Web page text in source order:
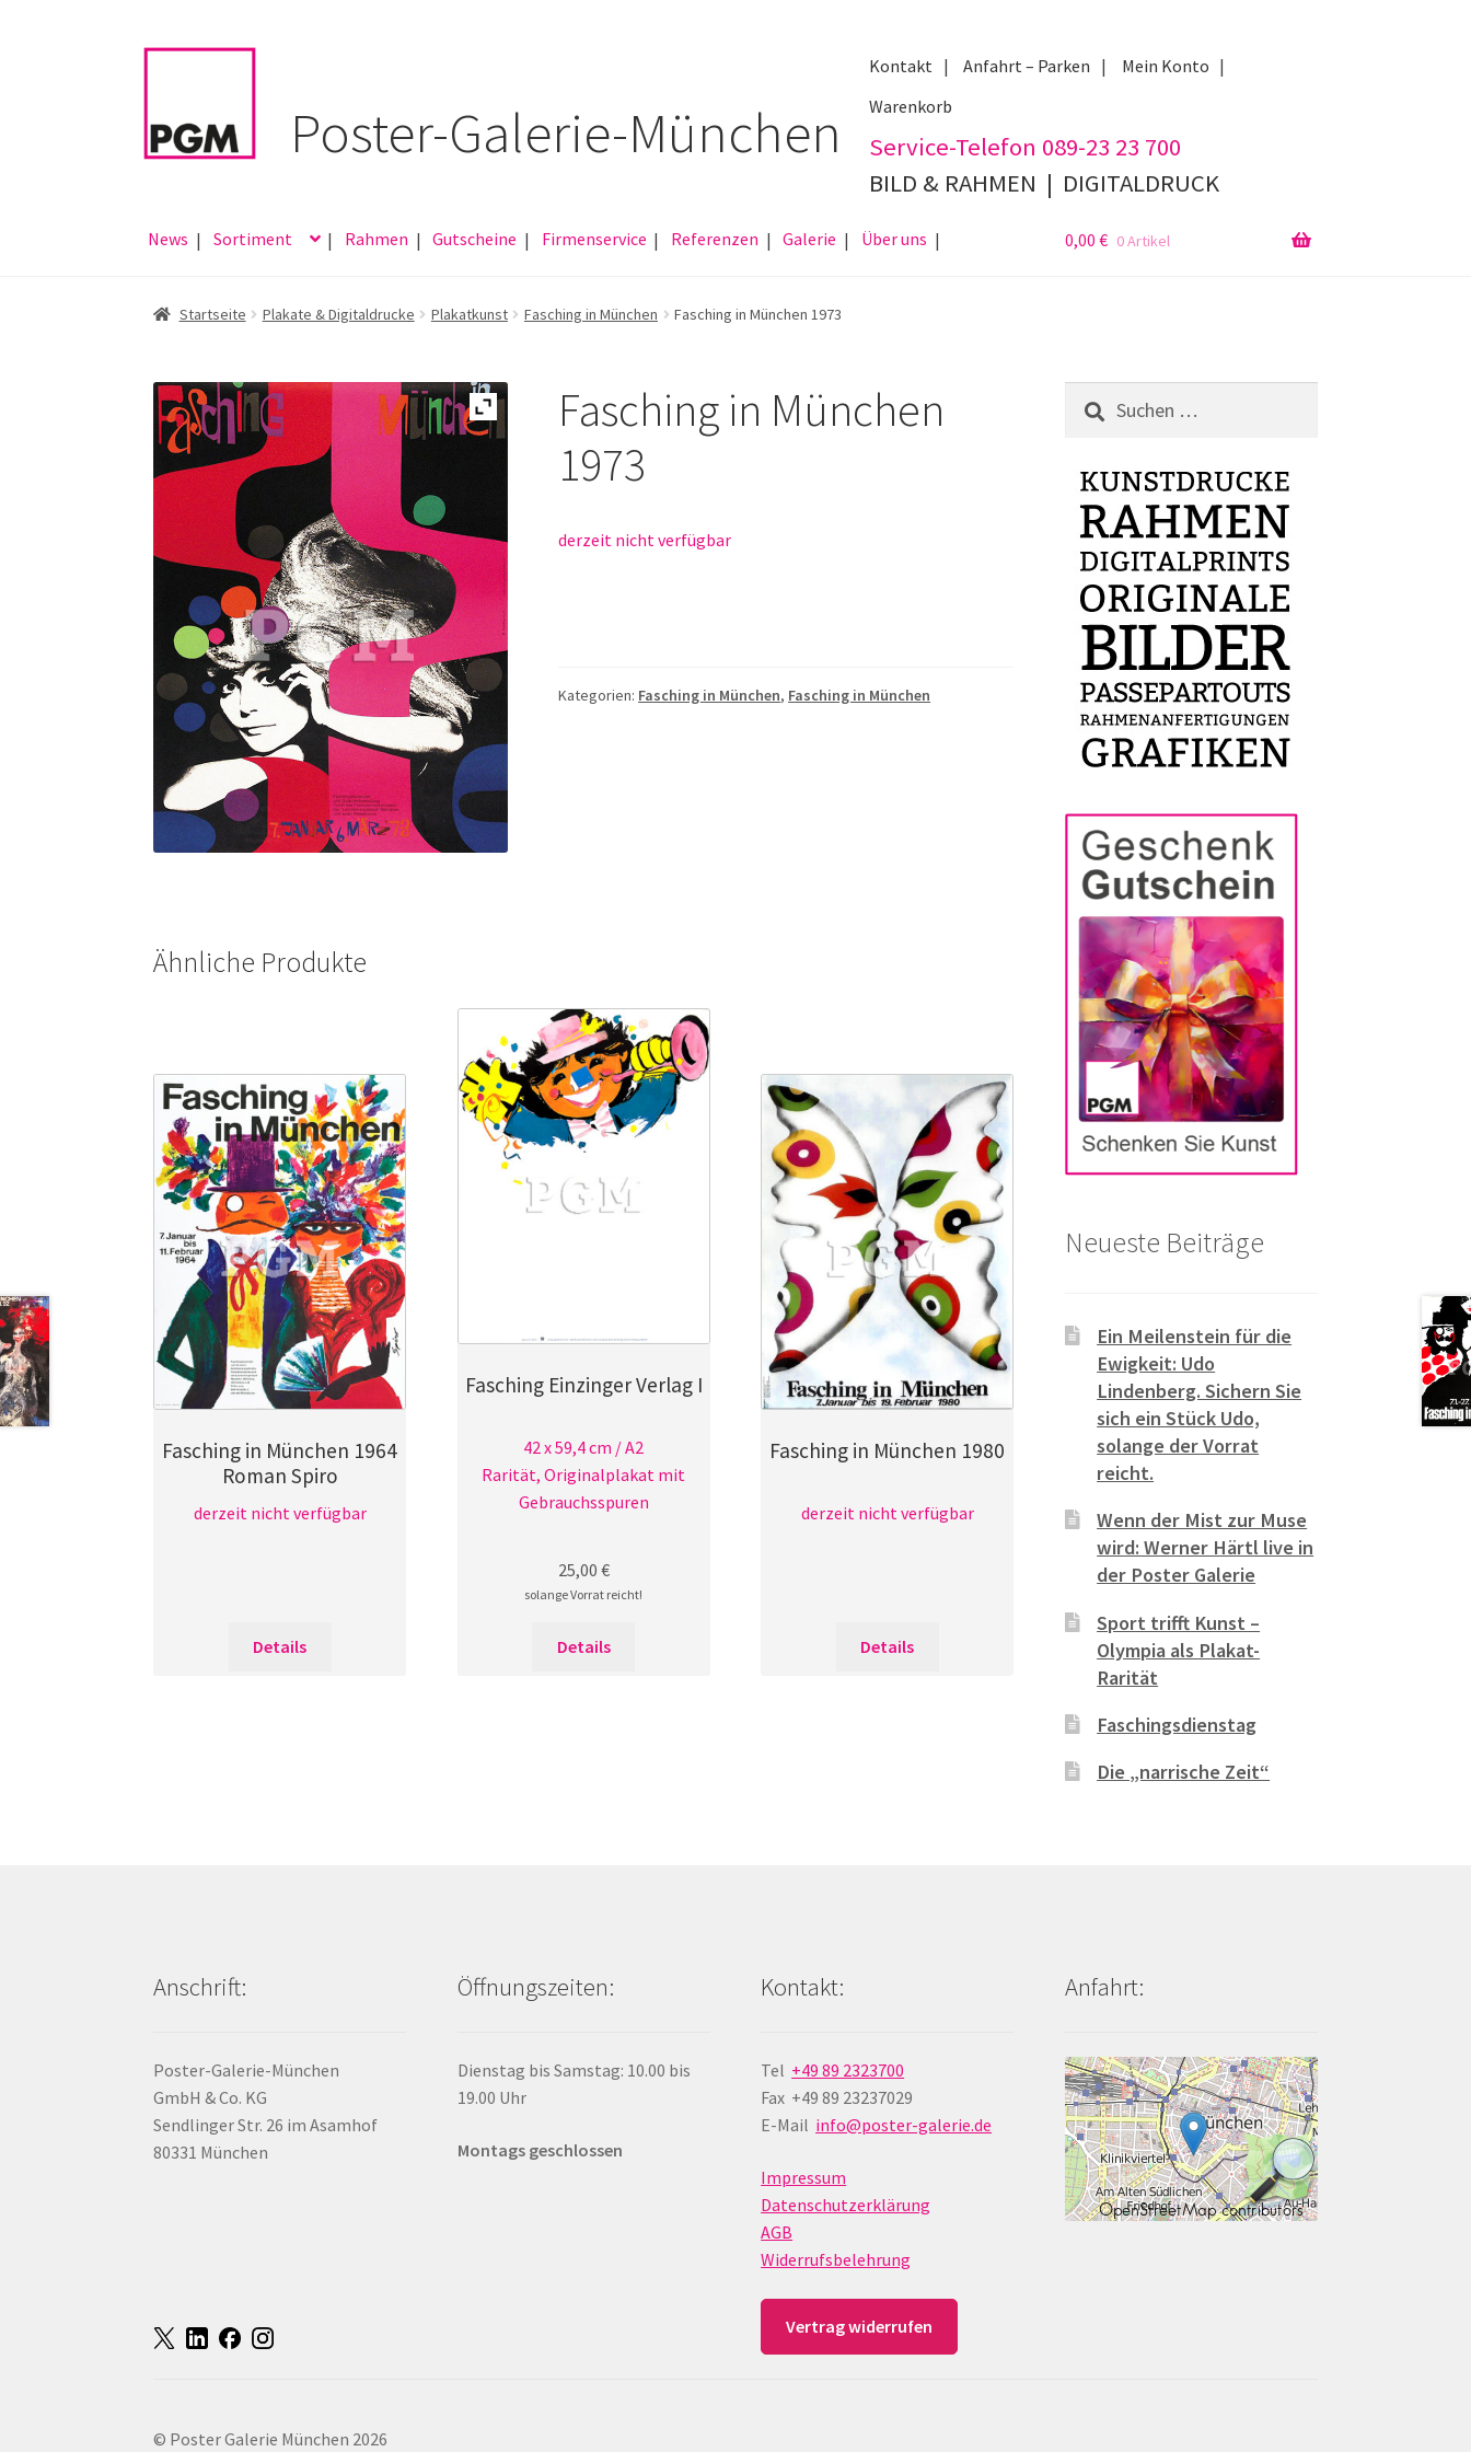
Zur
Zum
Kontakt Anfahrt – Parken
Mein Konto
Warenkorb
Service-Telefon 089-23 23 700
BILD & RAHMEN | DIGITALDRUCK
News Sortiment Rahmen Gutscheine Firmenservice Referenzen Galerie Über uns 0,00 € 0 Artikel
Startseite Plakate & Digitaldrucke Plakatkunst Fasching in München Fasching in München 1973
Fasching in München
1973
derzeit nicht verfügbar
Kategorien: Fasching in München, Fasching in München
Ähnliche Produkte
Fasching in München 1964
Roman Spiro
derzeit nicht verfügbar
Details
Fasching Einzinger Verlag I
42 x 59,4 cm / A2
Rarität, Originalplakat mit
Gebrauchsspuren
25,00 €
solange Vorrat reicht!
Details
Fasching in München 1980
derzeit nicht verfügbar
Details
Suchen
nach:
Neueste Beiträge
Ein Meilenstein für die
Ewigkeit: Udo
Lindenberg. Sichern Sie
sich ein Stück Udo,
solange der Vorrat
reicht.
Wenn der Mist zur Muse
wird: Werner Härtl live in
der Poster Galerie
Sport trifft Kunst –
Olympia als Plakat-
Rarität
Faschingsdienstag
Die „narrische Zeit“
Anschrift:
Poster-Galerie-München
GmbH & Co. KG
Sendlinger Str. 26 im Asamhof
80331 München
Öffnungszeiten:
Dienstag bis Samstag: 10.00 bis
19.00 Uhr
Montags geschlossen
Kontakt:
Tel +49 89 2323700
Fax +49 89 23237029
E-Mail info@poster-galerie.de
Impressum
Datenschutzerklärung
AGB
Widerrufsbelehrung
Vertrag widerrufen
Anfahrt:
© Poster Galerie München 2026